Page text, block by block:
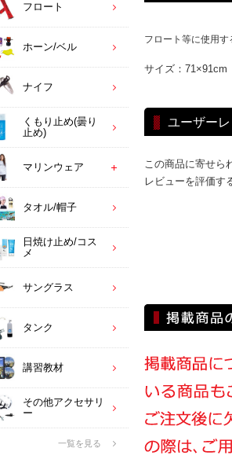
フロート等に使用
サイズ：71×91cm
ユーザー
この商品に寄せら
レビューを評価す
フロート
ホーン/ベル
ナイフ
くもり止め(曇り
止め)
マリンウェア
タオル/帽子
日焼け止め/コス
メ
サングラス
タンク
講習教材
その他アクセサリ
ー
一覧を見る